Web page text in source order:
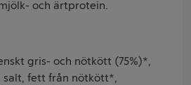
och ärtprotein.
gris- och nötkött (75%)*,
fett från nötkött*,